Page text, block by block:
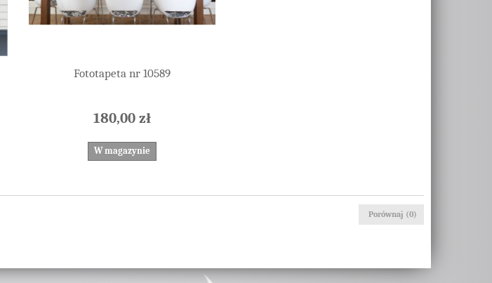
Fototapeta nr 10589
180,00 zł
W magazynie
Porównaj (0)